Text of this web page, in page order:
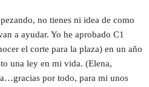
no tienes ni idea de como
a ayudar. Yo he aprobado C1
el corte para la plaza) en un año
una ley en mi vida. (Elena,
por todo, para mi unos